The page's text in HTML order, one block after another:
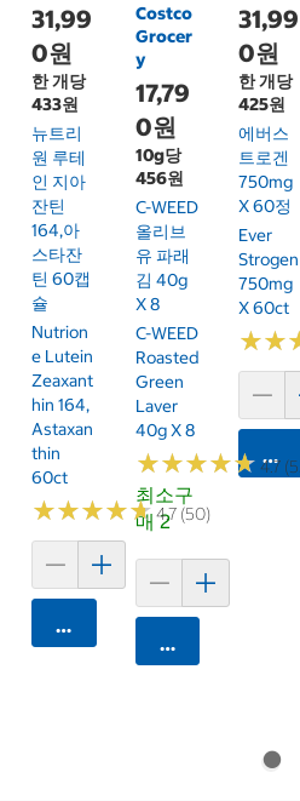
31,99
0원
한 개당
433원
뉴트리
원 루테
인 지아
잔틴
164,아
스타잔
틴 60캡
슐
Nutrion
E Lutein
Zeaxant
Hin 164,
Astaxan
Thin
60ct
★★★★★
★★★★★4.7 (50)
카트에 담기
Costco
Grocer
y
17,79
0원
10g당
456원
C-WEED
올리브
유 파래
김 40g
X 8
C-WEED
Roasted
Green
Laver
40g X 8
★★★★★
★★★★★ 4.7
최소구
매 2
카트에 담기
31,99
0원
한 개당
425원
에버스
트로겐
750mg
X 60정
Ever
Strogen
750mg
X 60ct
★★
★★
카